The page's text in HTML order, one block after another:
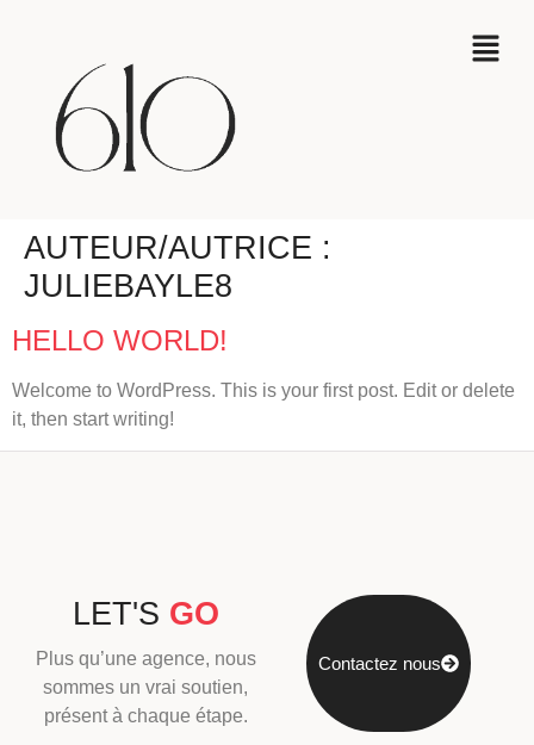
AUTEUR/AUTRICE :
JULIEBAYLE8
HELLO WORLD!
Welcome to WordPress. This is your first post. Edit or delete
it, then start writing!
LET'S GO
Plus qu’une agence, nous
sommes un vrai soutien,
présent à chaque étape.
Contactez nous